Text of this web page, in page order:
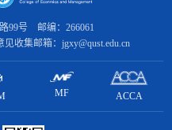
99号 邮编：266061
收集邮箱：jgxy@qust.edu.cn
MF ACCA